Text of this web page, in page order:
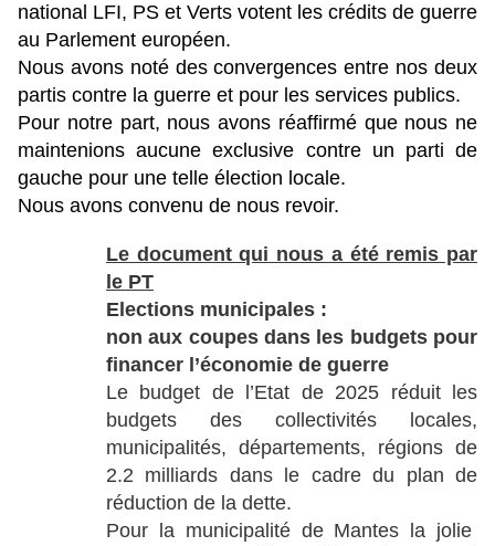
national LFI, PS et Verts votent les crédits de guerre
au Parlement européen.
Nous avons noté des convergences entre nos deux
partis contre la guerre et pour les services publics.
Pour notre part, nous avons réaffirmé que nous ne
maintenions aucune exclusive contre un parti de
gauche pour une telle élection locale.
Nous avons convenu de nous revoir.
Le document qui nous a été remis par
le PT
Elections municipales :
non aux coupes dans les budgets pour
financer l’économie de guerre
Le budget de l’Etat de 2025 réduit les
budgets des collectivités locales,
municipalités, départements, régions de
2.2 milliards dans le cadre du plan de
réduction de la dette.
Pour la municipalité de Mantes la jolie